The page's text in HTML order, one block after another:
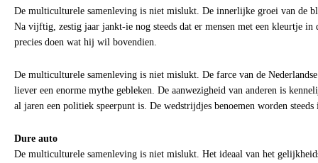
De multiculturele samenleving is niet mislukt. De innerlijke groei van de
Na vijftig, zestig jaar jankt-ie nog steeds dat er mensen met een kleurtje
precies doen wat hij wil bovendien.
De multiculturele samenleving is niet mislukt. De farce van de
liever een enorme mythe gebleken. De aanwezigheid van anderen is
al jaren een politiek speerpunt is. De wedstrijdjes benoemen worden steeds
Dure auto
De multiculturele samenleving is niet mislukt. Het ideaal van het